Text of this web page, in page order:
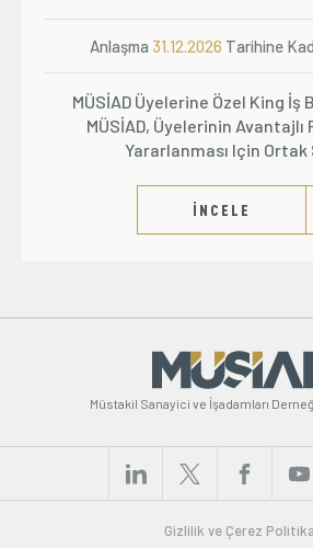
Anlaşma 31.12.2026 Tarihine
MÜSİAD Üyelerine Özel King
MÜSİAD, Üyelerinin Avantajlı
Yararlanması Için Ortak
İNCELE
Müstakil Sanayici ve İşadamları
Gizlilik ve Çerez